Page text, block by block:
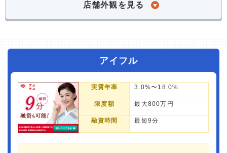
店舗外観を見る
アイフル
実質年率 3.0%〜18.0%
限度額 最大800万円
融資時間 最短9分